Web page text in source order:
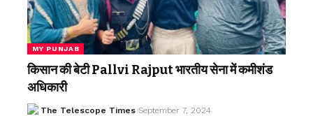
MY PUNJAB
किसान की बेटी Pallvi Rajput भारतीय सेना में कमीशंड
अधिकारी
The Telescope Times September 7, 2024